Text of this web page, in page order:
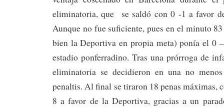
eliminatoria, que se saldó con 0 -1 a favor
Aunque no fue suficiente, pues en el minuto
bien la Deportiva en propia meta) ponía el 0
estadio ponferradino. Tras una prórroga de
eliminatoria se decidieron en una no
penaltis. Al final se tiraron 18 penas máximas,
8 a favor de la Deportiva, gracias a un